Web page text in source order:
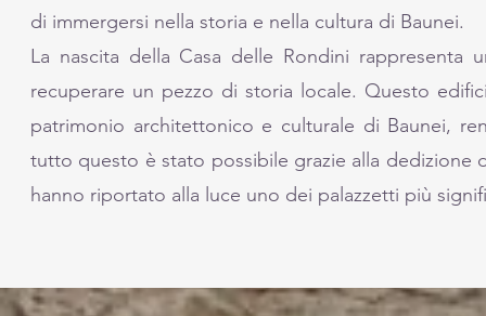
di immergersi nella storia e nella cultura di Baunei.
La nascita della Casa delle Rondini
recuperare un pezzo di storia locale. Questo
patrimonio architettonico e culturale di Baunei,
tutto questo è stato possibile grazie alla
hanno riportato alla luce uno dei palazzetti più